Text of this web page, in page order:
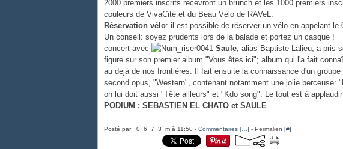
2000 premiers inscrits recevront un brunch et les 1000 premiers
couleurs de VivaCité et du Beau Vélo de RAVeL.
Réservation vélo: il est possible de réserver un vélo en appelant le
Un conseil: soyez prudents lors de la balade et portez un casque !
concert avec
Saule, alias Baptiste Lalieu, a pris
figure sur son premier album "Vous êtes ici"; album qui l'a fait
au dejà de nos frontières. Il fait ensuite la connaissance d'un
second opus, "Western", contenant notamment une jolie berceuse:
on lui doit aussi "Tête ailleurs" et "Kdo song". Le tout est à
PODIUM : SEBASTIEN EL CHATO et SAULE
Posté par _0_6_7_3_m à 11:50 - Commentaires [ ] - Permalien [#]